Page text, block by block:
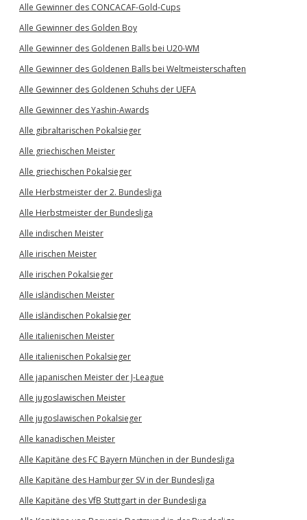
Alle Gewinner des CONCACAF-Gold-Cups
Alle Gewinner des Golden Boy
Alle Gewinner des Goldenen Balls bei U20-WM
Alle Gewinner des Goldenen Balls bei Weltmeisterschaften
Alle Gewinner des Goldenen Schuhs der UEFA
Alle Gewinner des Yashin-Awards
Alle gibraltarischen Pokalsieger
Alle griechischen Meister
Alle griechischen Pokalsieger
Alle Herbstmeister der 2. Bundesliga
Alle Herbstmeister der Bundesliga
Alle indischen Meister
Alle irischen Meister
Alle irischen Pokalsieger
Alle isländischen Meister
Alle isländischen Pokalsieger
Alle italienischen Meister
Alle italienischen Pokalsieger
Alle japanischen Meister der J-League
Alle jugoslawischen Meister
Alle jugoslawischen Pokalsieger
Alle kanadischen Meister
Alle Kapitäne des FC Bayern München in der Bundesliga
Alle Kapitäne des Hamburger SV in der Bundesliga
Alle Kapitäne des VfB Stuttgart in der Bundesliga